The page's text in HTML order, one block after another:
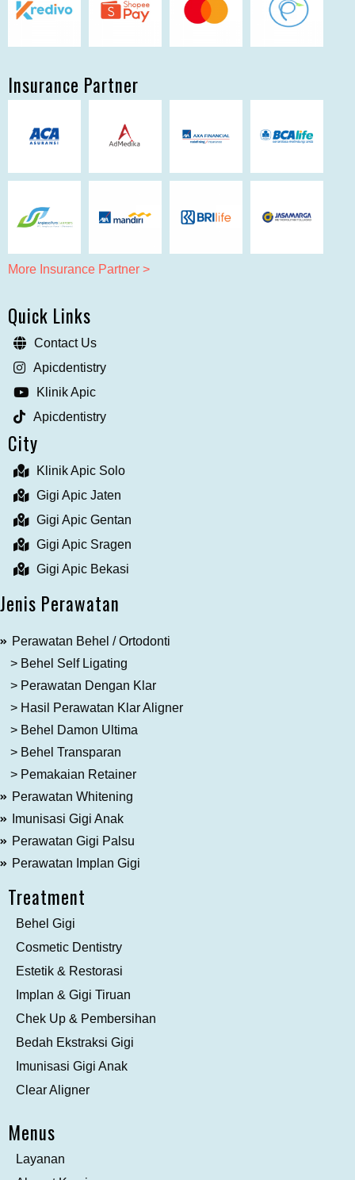
Insurance Partner
More Insurance Partner >
Quick Links
Contact Us
Apicdentistry
Klinik Apic
Apicdentistry
City
Klinik Apic Solo
Gigi Apic Jaten
Gigi Apic Gentan
Gigi Apic Sragen
Gigi Apic Bekasi
Jenis Perawatan
Perawatan Behel / Ortodonti
> Behel Self Ligating
> Perawatan Dengan Klar
> Hasil Perawatan Klar Aligner
> Behel Damon Ultima
> Behel Transparan
> Pemakaian Retainer
Perawatan Whitening
Imunisasi Gigi Anak
Perawatan Gigi Palsu
Perawatan Implan Gigi
Treatment
Behel Gigi
Cosmetic Dentistry
Estetik & Restorasi
Implan & Gigi Tiruan
Chek Up & Pembersihan
Bedah Ekstraksi Gigi
Imunisasi Gigi Anak
Clear Aligner
Menus
Layanan